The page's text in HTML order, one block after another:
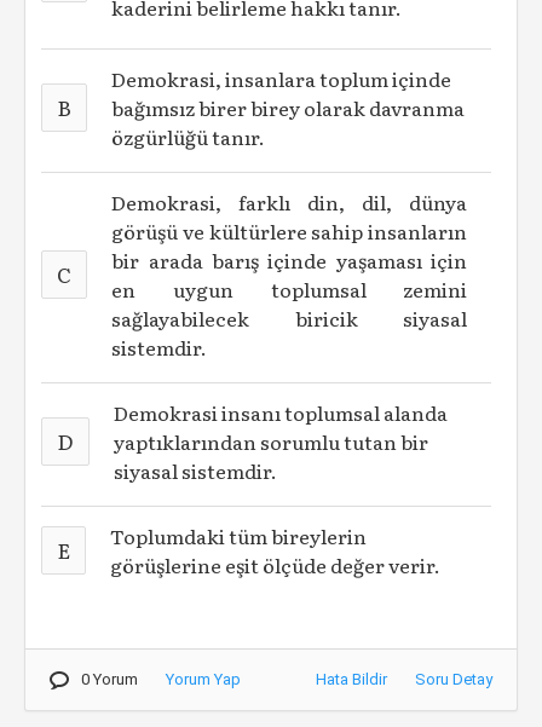
kaderini belirleme hakkı tanır.
B
Demokrasi, insanlara toplum içinde
bağımsız birer birey olarak davranma
özgürlüğü tanır.
C
Demokrasi, farklı din, dil, dünya
görüşü ve kültürlere sahip insanların
bir arada barış içinde yaşaması için
en uygun toplumsal zemini
sağlayabilecek biricik siyasal
sistemdir.
D
Demokrasi insanı toplumsal alanda
yaptıklarından sorumlu tutan bir
siyasal sistemdir.
E
Toplumdaki tüm bireylerin
görüşlerine eşit ölçüde değer verir.
0 Yorum Yorum Yap Hata Bildir Soru Detay